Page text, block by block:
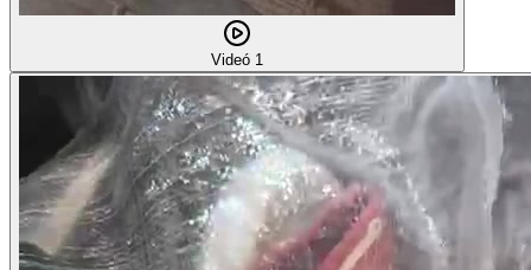
Videó 1